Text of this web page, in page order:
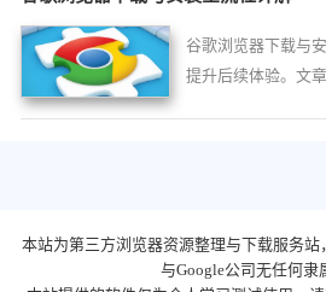
谷歌浏览器下载与
提升后续体验。文
本站为第三方浏览器资源整理与下载服务站
与Google公司无任何隶